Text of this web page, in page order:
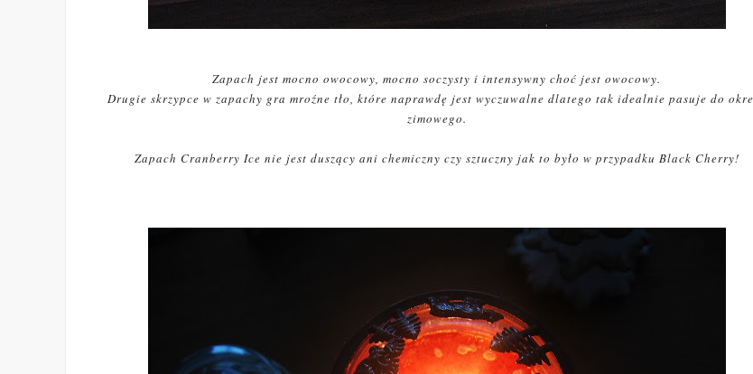
Zapach jest mocno owocowy, mocno soczysty i intensywny choć jest owocowy.
Drugie skrzypce w zapachy gra mroźne tło, które naprawdę jest wyczuwalne dlatego tak idealnie pasuje do
zimowego.
Zapach Cranberry Ice nie jest duszący ani chemiczny czy sztuczny jak to było w przypadku Black Cherry!